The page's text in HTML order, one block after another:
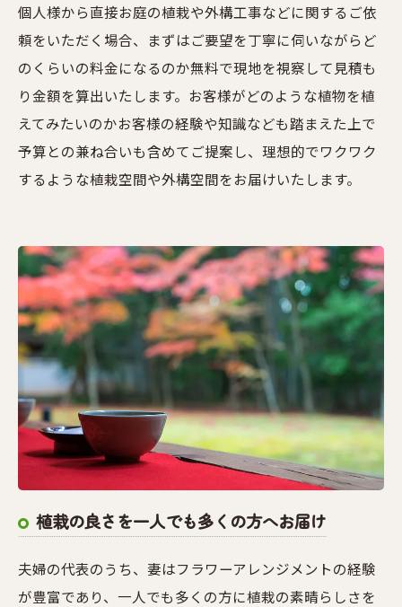
個人様から直接お庭の植栽や外構工事などに関するご依
頼をいただく場合、まずはご要望を丁寧に伺いながらど
のくらいの料金になるのか無料で現地を視察して見積も
り金額を算出いたします。お客様がどのような植物を植
えてみたいのかお客様の経験や知識なども踏まえた上で
予算との兼ね合いも含めてご提案し、理想的でワクワク
するような植栽空間や外構空間をお届けいたします。
植栽の良さを一人でも多くの方へお届け
夫婦の代表のうち、妻はフラワーアレンジメントの経験
が豊富であり、一人でも多くの方に植栽の素晴らしさを